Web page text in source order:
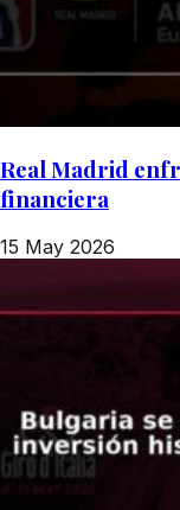
Real Madrid
financiera
15 May 2026